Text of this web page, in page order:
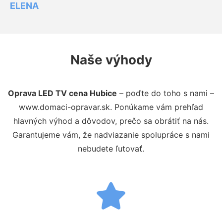
ELENA
Naše výhody
Oprava LED TV cena Hubice – poďte do toho s nami –
www.domaci-opravar.sk. Ponúkame vám prehľad
hlavných výhod a dôvodov, prečo sa obrátiť na nás.
Garantujeme vám, že nadviazanie spolupráce s nami
nebudete ľutovať.